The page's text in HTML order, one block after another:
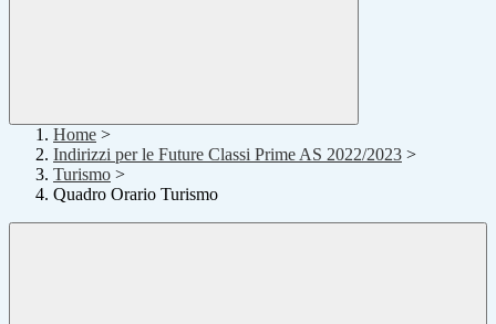
Home >
Indirizzi per le Future Classi Prime AS 2022/2023 >
Turismo >
Quadro Orario Turismo